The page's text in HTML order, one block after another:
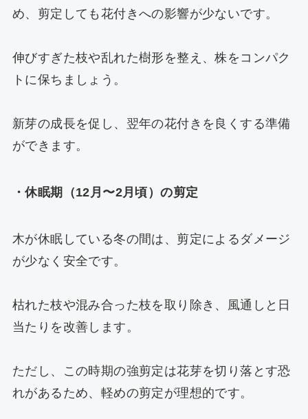
め、剪定しても花付きへの影響が少ないです。
伸びすぎた枝や乱れた樹形を整え、株をコンパク
トに保ちましょう。
新芽の成長を促し、翌年の花付きを良くする準備
ができます。
・休眠期（12月〜2月頃）の剪定
木が休眠している冬の間は、剪定によるダメージ
が少なく安全です。
枯れた枝や混み合った枝を取り除き、風通しと日
当たりを改善します。
ただし、この時期の強剪定は花芽を切り落とす恐
れがあるため、軽めの剪定が理想的です。